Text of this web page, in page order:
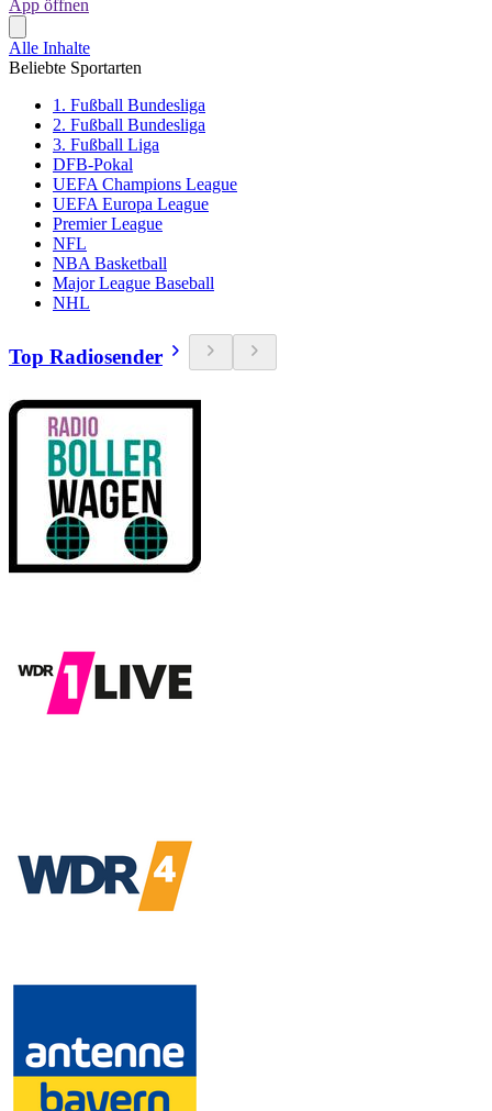
App öffnen
Alle Inhalte
Beliebte Sportarten
1. Fußball Bundesliga
2. Fußball Bundesliga
3. Fußball Liga
DFB-Pokal
UEFA Champions League
UEFA Europa League
Premier League
NFL
NBA Basketball
Major League Baseball
NHL
Top Radiosender